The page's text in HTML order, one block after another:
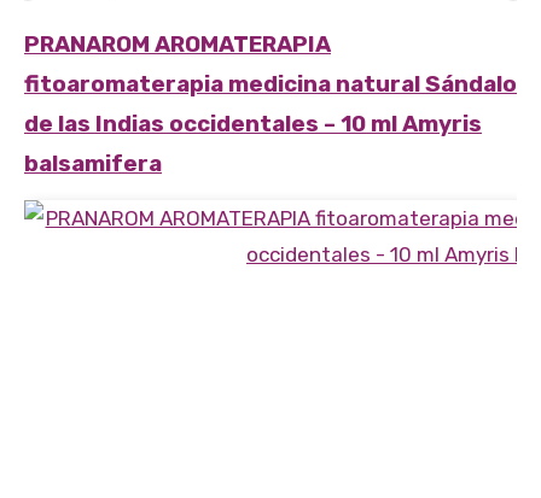
PRANAROM AROMATERAPIA
fitoaromaterapia medicina naturalSándalo
de las Indias occidentales – 10 mlAmyris
balsamifera